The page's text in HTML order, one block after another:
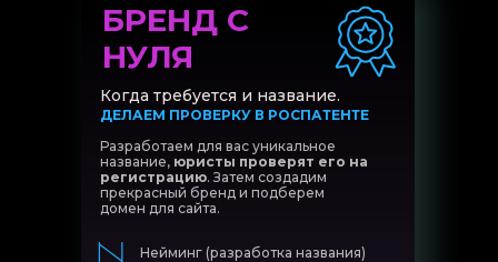
БРЕНД С
НУЛЯ
Когда требуется и название.
Разработаем для вас уникальное
название, юристы проверят его на
регистрацию. Затем создадим
прекрасный бренд и подберем
домен для сайта.
Нейминг (разработка названия)
ДЕЛАЕМ ПРОВЕРКУ В РОСПАТЕНТЕ